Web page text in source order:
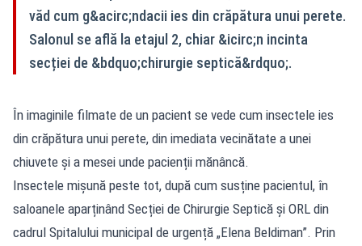
văd cum g&acirc;ndacii ies din crăpătura unui perete.
Salonul se află la etajul 2, chiar &icirc;n incinta
secției de &bdquo;chirurgie septică&rdquo;.
În imaginile filmate de un pacient se vede cum insectele ies
din crăpătura unui perete, din imediata vecinătate a unei
chiuvete și a mesei unde pacienții mănâncă.
Insectele mişună peste tot, după cum susține pacientul, în
saloanele aparținând Secției de Chirurgie Septică și ORL din
cadrul Spitalului municipal de urgență „Elena Beldiman”. Prin